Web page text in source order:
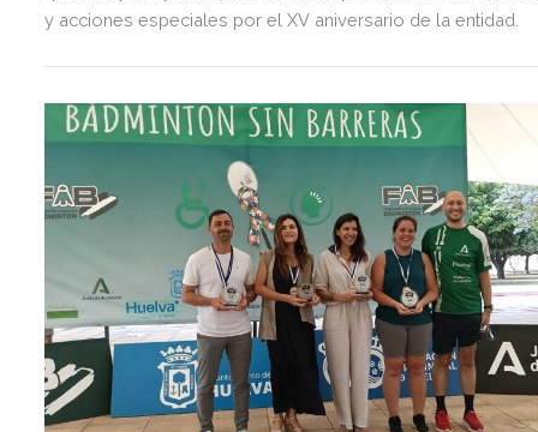
y acciones especiales por el XV aniversario de la entidad.